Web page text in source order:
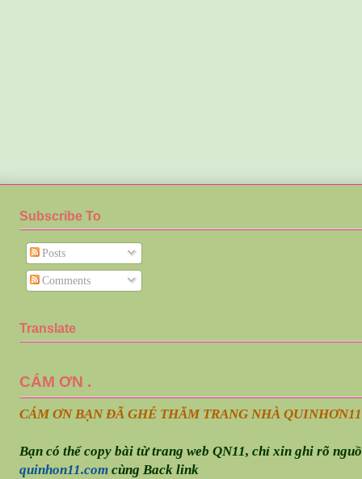
Subscribe To
Posts
Comments
Translate
CÁM ƠN .
CÁM ƠN BẠN ĐÃ GHÉ THĂM TRANG NHÀ QUINHƠN
Bạn có thể copy bài từ trang web QN11, chỉ xin ghi rõ
quinhon11.comcùng Back link